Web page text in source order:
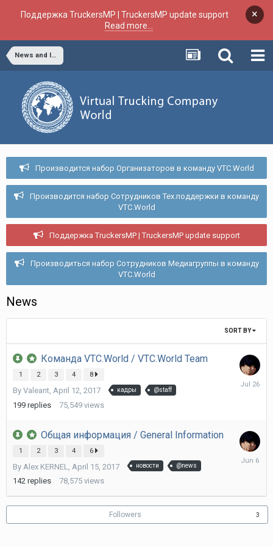
Поддержка TruckersMP | TruckersMP update support
Read more...
×
News and Information
Производится набор Организаторов в команду VTC.World
Производится набор Сотрудников Тех.поддержки в команду
VTC.World
Поддержка TruckersMP | TruckersMP update support
Производиться набор Сотрудников Медиагруппы в команду
VTC.World
News
SORT BY
Команда VTC.World / VTC.World Team
1 2 3 4 8
By Valeant, April 12, 2017 кадры @staff
199 replies 75,549 views
July
Общая информация / General Information
1 2 3 4 6
By Alex KERNEL April 15, 2017 новости @news
142 replies 78,575 views
June
Followers 3